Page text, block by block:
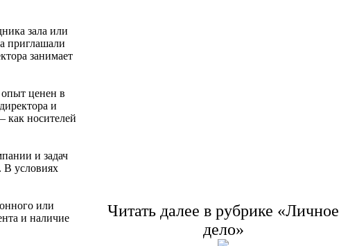
зала или
приглашали
занимает
опыт ценен в
и
как носителей
и задач
В условиях
или
и наличие
Читать далее в рубрике «Личное
дело»